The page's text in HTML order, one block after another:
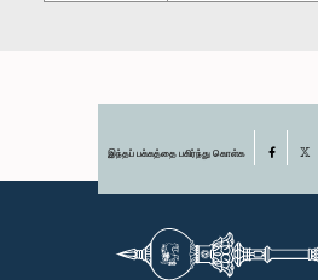
இந்தப் பக்கத்தை பகிர்ந்து கொள்க Facebook